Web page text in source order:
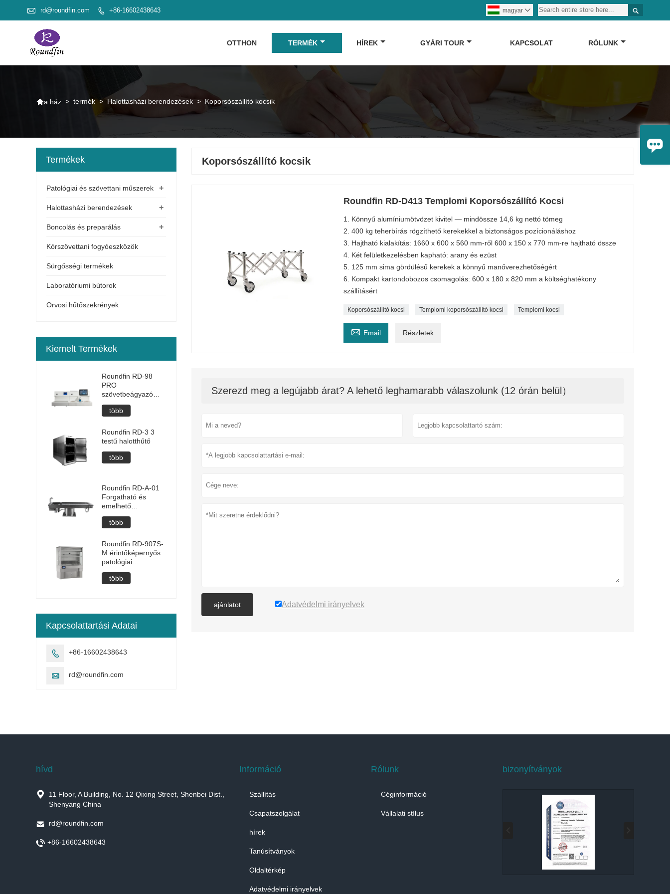

 rd@roundfin.com  +86-16602438643 
magyar 
OTTHON TERMÉK HÍREK GYÁRI TOUR KAPCSOLAT RÓLUNK
a ház > termék > Halottasházi berendezések > Koporsószállító kocsik
Koporsószállító kocsik
Roundfin RD-D413 Templomi Koporsószállító Kocsi
1. Könnyű alumíniumötvözet kivitel — mindössze 14,6 kg nettó tömeg
2. 400 kg teherbírás rögzíthető kerekekkel a biztonságos pozícionáláshoz
3. Hajtható kialakítás: 1660 x 600 x 560 mm-ről 600 x 150 x 770 mm-re hajtható össze
4. Két felületkezelésben kapható: arany és ezüst
5. 125 mm sima gördülésű kerekek a könnyű manőverezhetőségért
6. Kompakt kartondobozos csomagolás: 600 x 180 x 820 mm a költséghatékony
szállításért
Koporsószállító kocsi Templomi koporsószállító kocsi Templomi kocsi
 Email Részletek
Szerezd meg a legújabb árat? A lehető leghamarabb válaszolunk (12 órán belül）
ajánlatot Adatvédelmi irányelvek
Termékek
+
Patológiai és szövettani műszerek
+
Halottasházi berendezések
+
Boncolás és preparálás
Kórszövettani fogyóeszközök
Sürgősségi termékek
Laboratóriumi bútorok
Orvosi hűtőszekrények
Kiemelt Termékek
Roundfin RD-98
PRO
szövetbeágyazó
állomás
több
Roundfin RD-3 3
testű halotthűtő
több
Roundfin RD-A-01
Forgatható és
emelhető
boncasztal
több
Roundfin RD-907S-
M érintőképernyős
patológiai
makroszkópos
mintafeldolgozó
több
Kapcsolattartási Adatai
 +86-16602438643
 rd@roundfin.com
hívd

11 Floor, A Building, No. 12 Qixing Street, Shenbei Dist.,
Shenyang China
 rd@roundfin.com
 +86-16602438643
Információ
Szállítás
Csapatszolgálat
hírek
Tanúsítványok
Oldaltérkép
Adatvédelmi irányelvek
Rólunk
Céginformáció
Vállalati stílus
bizonyítványok